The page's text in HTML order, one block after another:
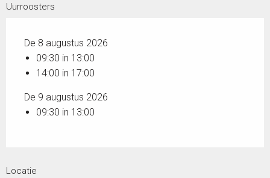
Uurroosters
De 8 augustus 2026
09:30 in 13:00
14:00 in 17:00
De 9 augustus 2026
09:30 in 13:00
Locatie